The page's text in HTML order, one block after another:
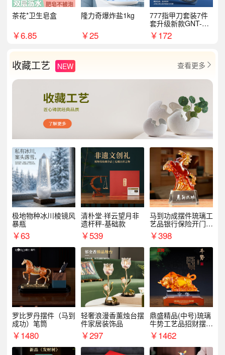
茶花*卫生皂盒
￥6.85
隆力奇爆炸盐1kg
￥25
777指甲刀套装7件
套升级新款GNT-PM
072
￥172
收藏工艺 NEW 查看更多 
极地物种冰川棱镜风
暴瓶
￥63
清朴堂·祥云望月非
遗杆秤-基础款
￥539
马到功成摆件琉璃工
艺品银行保险开门红
周年庆典伴手礼表彰
礼品
￥398
罗比罗丹摆件（马到
成功）笔筒
￥1480
轻奢浪漫香薰烛台摆
件家居装饰品
￥297
鼎盛精品(中号)琉璃
牛势工艺品招财摆件
银行企业商务上市礼
品
￥1462